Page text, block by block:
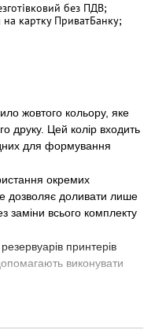
без ПДВ;
картку ПриватБанку;
жовтого кольору, яке
друку. Цей колір входить
для формування
окремих
дозволяє доливати лише
заміни всього комплекту
принтерів
виконувати
моделях Epson і працює